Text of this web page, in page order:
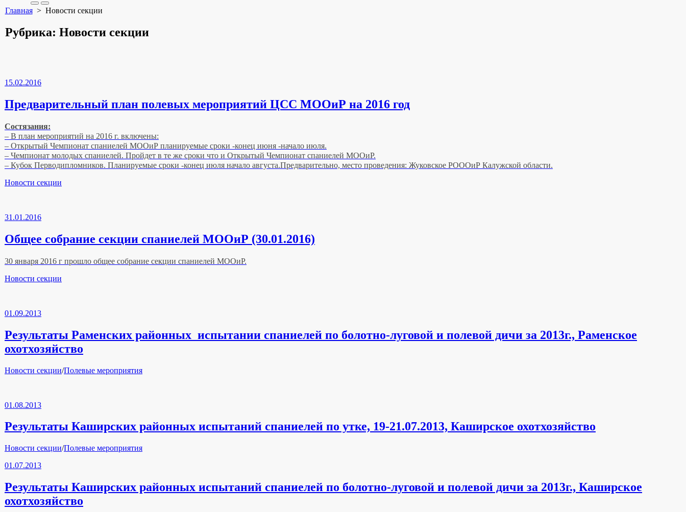
Search
Toggle
Меню
Главная> Новости секции
Рубрика: Новости секции
15.02.2016
Предварительный план полевых мероприятий ЦСС МООиР на 2016 год
Состязания:
– В план мероприятий на 2016 г. включены:
– Открытый Чемпионат спаниелей МООиР планируемые сроки -конец июня -начало июля.
– Чемпионат молодых спаниелей. Пройдет в те же сроки что и Открытый Чемпионат спаниелей МООиР.
– Кубок Перводипломников. Планируемые сроки -конец июля начало августа.Предварительно, место проведения: Жуковское РОООиР Калужской области.
Рубрики
Новости секции
31.01.2016
Общее собрание секции спаниелей МООиР (30.01.2016)
30 января 2016 г прошло общее собрание секции спаниелей МООиР.
Рубрики
Новости секции
01.09.2013
Результаты Раменских районных испытании спаниелей по болотно-луговой и полевой дичи за 2013г., Раменское
охотхозяйство
Рубрики
Новости секции/Полевые мероприятия
01.08.2013
Результаты Каширских районных испытаний спаниелей по утке, 19-21.07.2013, Каширское охотхозяйство
Рубрики
Новости секции/Полевые мероприятия
01.07.2013
Результаты Каширских районных испытаний спаниелей по болотно-луговой и полевой дичи за 2013г., Каширское
охотхозяйство